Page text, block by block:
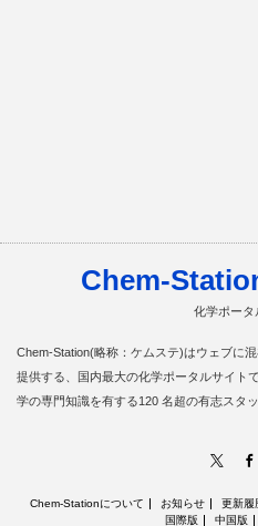
Chem-
化学ポータ
Chem-Station(略称：ケムステ)はウェブに
提供する、国内最大の化学ポータルサイト
学の専門知識を有する120 名超の有志スタ
Chem-Stationについて お知らせ 更新履
国際版
中国版